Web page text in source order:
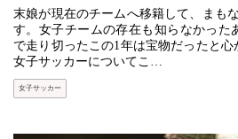
末娘が現在のチームへ移籍して、まも
す。女子チームの存在も知らなかった
で走り切ったこの1年は宝物だったと
女子サッカーについてこ…
女子サッカー